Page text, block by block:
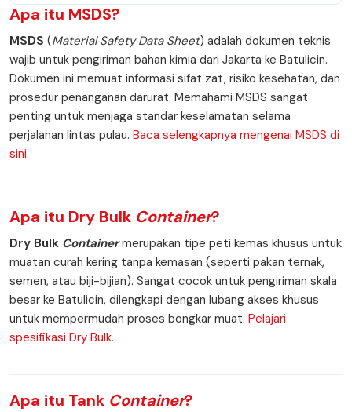
Apa itu MSDS?
MSDS (Material Safety Data Sheet) adalah dokumen teknis
wajib untuk pengiriman bahan kimia dari Jakarta ke Batulicin.
Dokumen ini memuat informasi sifat zat, risiko kesehatan, dan
prosedur penanganan darurat. Memahami MSDS sangat
penting untuk menjaga standar keselamatan selama
perjalanan lintas pulau. Baca selengkapnya mengenai MSDS di
sini.
Apa itu Dry Bulk Container?
Dry Bulk Containermerupakan tipe peti kemas khusus untuk
muatan curah kering tanpa kemasan (seperti pakan ternak,
semen, atau biji-bijian). Sangat cocok untuk pengiriman skala
besar ke Batulicin, dilengkapi dengan lubang akses khusus
untuk mempermudah proses bongkar muat. Pelajari
spesifikasi Dry Bulk.
Apa itu Tank Container?